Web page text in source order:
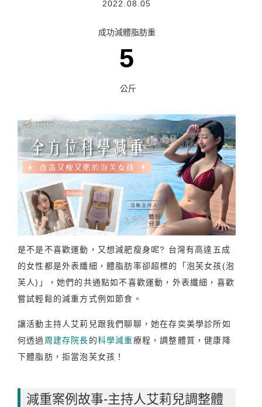
2022.08.05
成功減體脂肪重
5
公斤
是不是不喜歡運動，又想減肥瘦身呢? 台灣有高達五成
的女性都是外表纖細，體脂肪率卻超標的「泡芙女孩(泡
芙人)」，她們的共通點如不喜歡運動，外表纖細，喜歡
嘗試輕鬆的減重方式例如節食。
讓活動主持人艾莉兒跟我們聊聊，她在存奕美學診所如
何透過 周建存院長的科學減重療程，調整體質，健康降
下體脂肪，拒當泡芙女孩！
減重案例故事-主持人艾莉兒調整體